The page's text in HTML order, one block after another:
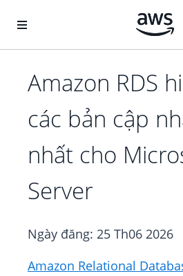
Amazon RDS
các bản cập
nhất cho
Server
Ngày đăng: 25 Th06 2026
Amazon Relational